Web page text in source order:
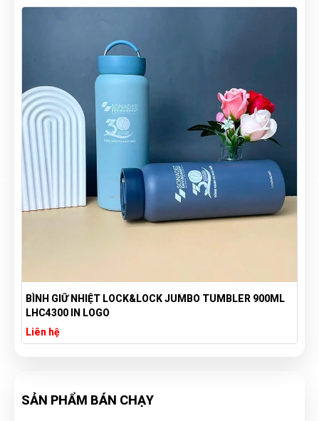
BÌNH GIỮ NHIỆT LOCK&LOCK JUMBO TUMBLER 900ML
LHC4300 IN LOGO
Liên hệ
SẢN PHẨM BÁN CHẠY